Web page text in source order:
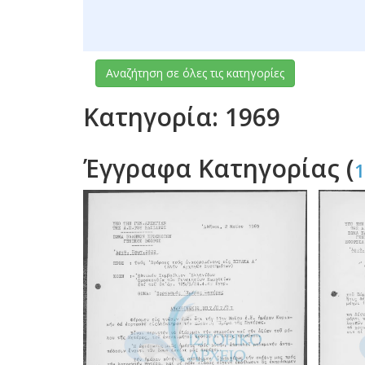
Αναζήτηση σε όλες τις κατηγορίες
Κατηγορία: 1969
Έγγραφα Κατηγορίας (